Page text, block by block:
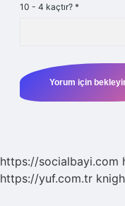
10 - 4 kaçtır? *
https://socialbayi.com
https://yuf.com.tr